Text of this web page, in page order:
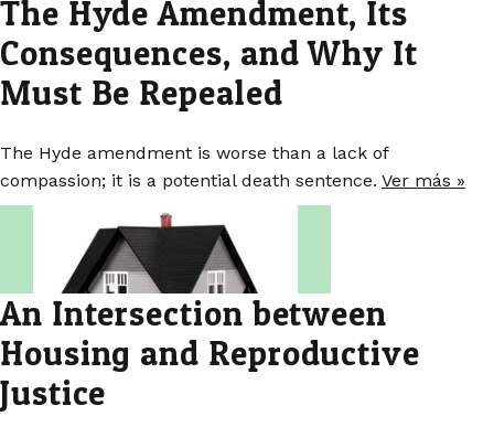
The Hyde Amendment, Its
Consequences, and Why It
Must Be Repealed
The Hyde amendment is worse than a lack of
compassion; it is a potential death sentence. Ver más »
An Intersection between
Housing and Reproductive
Justice